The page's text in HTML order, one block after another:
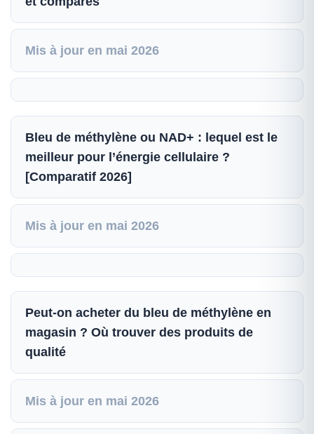
Mis à jour en mai 2026
Bleu de méthylène ou NAD+ : lequel est le
meilleur pour l’énergie cellulaire ?
[Comparatif 2026]
Mis à jour en mai 2026
Peut-on acheter du bleu de méthylène en
magasin ? Où trouver des produits de
qualité
Mis à jour en mai 2026